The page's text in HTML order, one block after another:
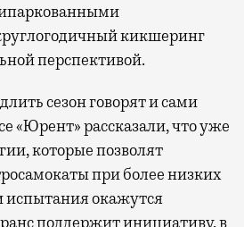
кикшеринг
перспективой.
сезон говорят и сами
«Юрент» рассказали, что уже
которые позволят
при более низких
испытания окажутся
поддержит инициативу, в